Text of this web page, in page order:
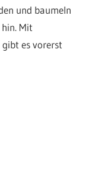
und baumeln
Mit
gibt es vorerst